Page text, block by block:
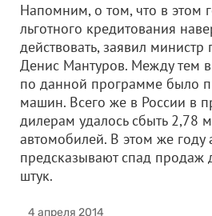
Напомним, о том, что в этом
льготного кредитования
действовать, заявил
Денис Мантуров. Между тем
по данной программе было
машин. Всего же в России в
дилерам удалось сбыть 2,78
автомобилей. В этом же году
предсказывают спад продаж
штук.
4 апреля 2014